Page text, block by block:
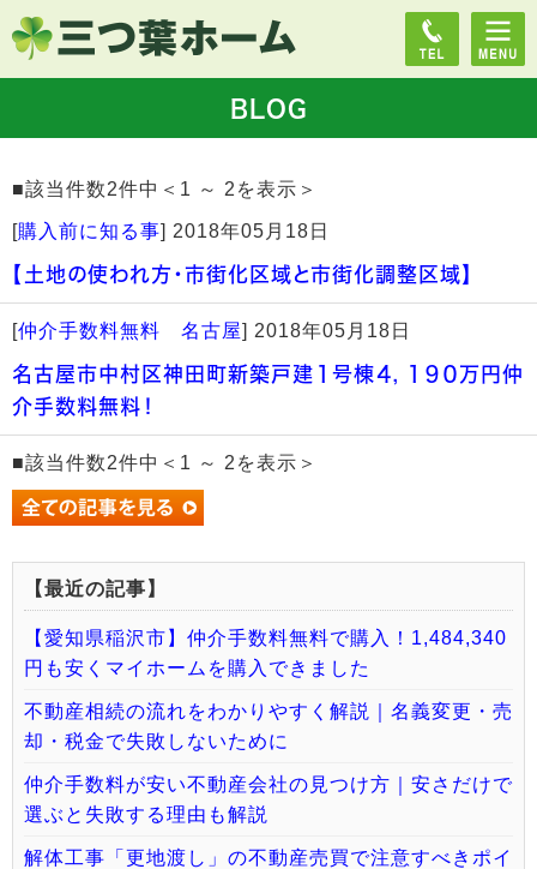
BLOG
■該当件数2件中＜1 ～ 2を表示＞
[購入前に知る事] 2018年05月18日
【土地の使われ方・市街化区域と市街化調整区域】
[仲介手数料無料 名古屋] 2018年05月18日
名古屋市中村区神田町新築戸建１号棟４，１９０万円仲
介手数料無料！
■該当件数2件中＜1 ～ 2を表示＞
【最近の記事】
【愛知県稲沢市】仲介手数料無料で購入！1,484,340
円も安くマイホームを購入できました
不動産相続の流れをわかりやすく解説｜名義変更・売
却・税金で失敗しないために
仲介手数料が安い不動産会社の見つけ方｜安さだけで
選ぶと失敗する理由も解説
解体工事「更地渡し」の不動産売買で注意すべきポイ